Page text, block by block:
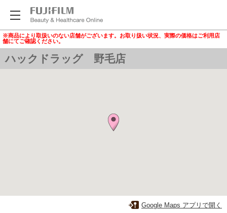
※商品により取扱いのない店舗がございます。お取り扱い状況、実際の価格はご利用店
舗にてご確認ください。
ハックドラッグ 野毛店
Google Maps アプリで開く